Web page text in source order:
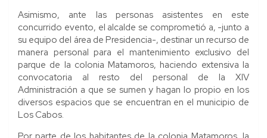
Asimismo, ante las personas asistentes en este
concurrido evento, el alcalde se comprometió a, -junto a
su equipo del área de Presidencia-, destinar un recurso de
manera personal para el mantenimiento exclusivo del
parque de la colonia Matamoros, haciendo extensiva la
convocatoria al resto del personal de la XIV
Administración a que se sumen y hagan lo propio en los
diversos espacios que se encuentran en el municipio de
Los Cabos.